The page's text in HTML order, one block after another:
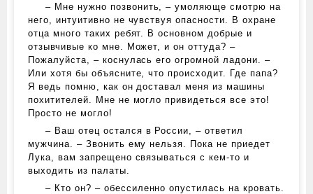
– Мне нужно позвонить, – умоляюще смотрю на
него, интуитивно не чувствуя опасности. В охране
отца много таких ребят. В основном добрые и
отзывчивые ко мне. Может, и он оттуда? –
Пожалуйста, – коснулась его огромной ладони. –
Или хотя бы объясните, что происходит. Где папа?
Я ведь помню, как он доставал меня из машины
похитителей. Мне не могло привидеться все это!
Просто не могло!
– Ваш отец остался в России, – ответил
мужчина. – Звонить ему нельзя. Пока не приедет
Лука, вам запрещено связываться с кем-то и
выходить из палаты.
– Кто он? – обессиленно опустилась на кровать.